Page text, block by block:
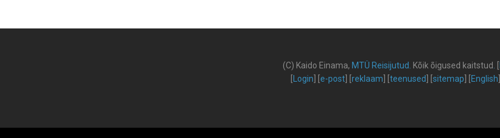
(C) Kaido Einama, MTÜ Reisijutud. Kõik õigused kaitstud.
Login e-post] [ reklaam teenused sitemap English